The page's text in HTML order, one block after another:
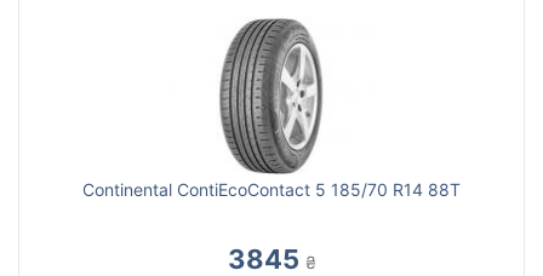
Continental ContiEcoContact 5 185/70 R14 88T
3845 ₴